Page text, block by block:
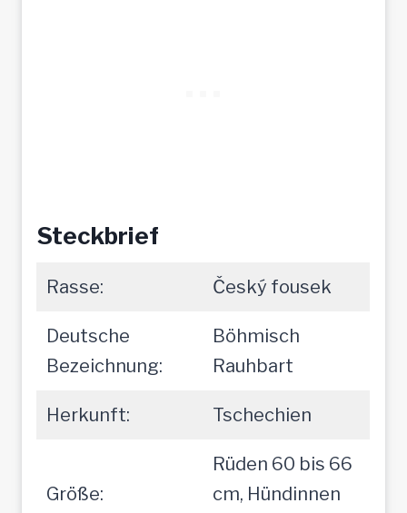
Steckbrief
Rasse: Český fousek
Deutsche
Bezeichnung:
Böhmisch
Rauhbart
Herkunft: Tschechien
Größe:
Rüden 60 bis 66
cm, Hündinnen